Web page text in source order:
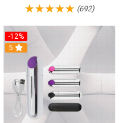
(692)
-12%
5